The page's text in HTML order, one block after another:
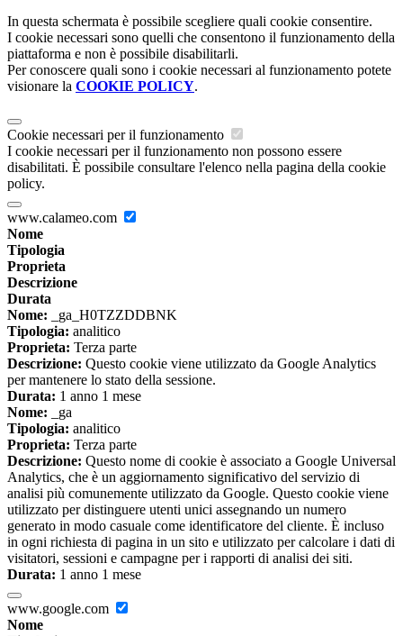
In questa schermata è possibile scegliere quali cookie consentire.
I cookie necessari sono quelli che consentono il funzionamento della
piattaforma e non è possibile disabilitarli.
Per conoscere quali sono i cookie necessari al funzionamento potete
visionare la COOKIE POLICY.
Cookie necessari per il funzionamento
I cookie necessari per il funzionamento non possono essere
disabilitati. È possibile consultare l'elenco nella pagina della cookie
policy.
www.calameo.com
Nome
Tipologia
Proprieta
Descrizione
Durata
Nome: _ga_H0TZZDDBNK
Tipologia: analitico
Proprieta: Terza parte
Descrizione: Questo cookie viene utilizzato da Google Analytics
per mantenere lo stato della sessione.
Durata: 1 anno 1 mese
Nome: _ga
Tipologia: analitico
Proprieta: Terza parte
Descrizione: Questo nome di cookie è associato a Google Universal
Analytics, che è un aggiornamento significativo del servizio di
analisi più comunemente utilizzato da Google. Questo cookie viene
utilizzato per distinguere utenti unici assegnando un numero
generato in modo casuale come identificatore del cliente. È incluso
in ogni richiesta di pagina in un sito e utilizzato per calcolare i dati di
visitatori, sessioni e campagne per i rapporti di analisi dei siti.
Durata: 1 anno 1 mese
www.google.com
Nome